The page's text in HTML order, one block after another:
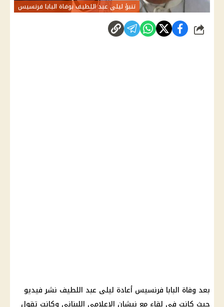
تنبؤ ليلى عبد اللطيف بوفاة البابا فرنسيس
شارك
بعد وفاة البابا فرنسيس أعادة ليلى عبد اللطيف نشر فيديو
حيث كانت في لقاء مع نيشان الإعلامي اللبناني وكانت تقول